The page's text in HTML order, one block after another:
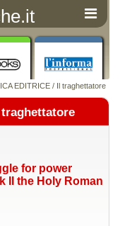
EDITRICE / Il traghettatore
for power
II the Holy Roman